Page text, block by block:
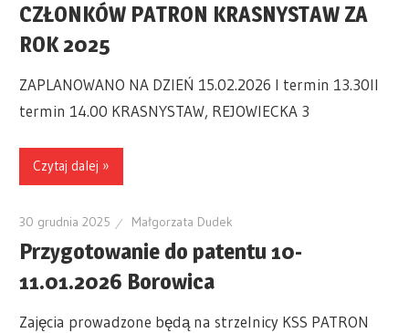
CZŁONKÓW PATRON KRASNYSTAW ZA
ROK 2025
ZAPLANOWANO NA DZIEŃ 15.02.2026 I termin 13.30II
termin 14.00 KRASNYSTAW, REJOWIECKA 3
Czytaj dalej »
30 grudnia 2025 Małgorzata Dudek
Przygotowanie do patentu 10-
11.01.2026 Borowica
Zajęcia prowadzone będą na strzelnicy KSS PATRON